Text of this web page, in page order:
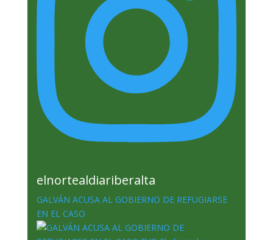
elnortealdiariberalta
GALVÁN ACUSA AL GOBIERNO DE REFUGIARSE
EN EL CASO